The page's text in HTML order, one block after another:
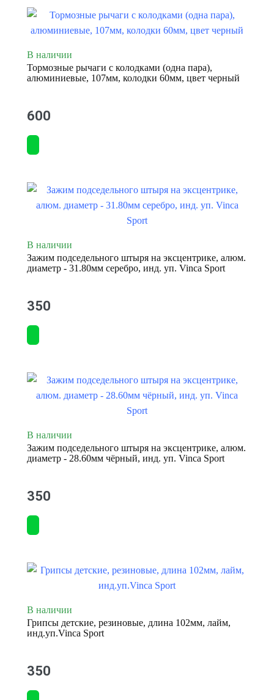
В наличии
Тормозные рычаги с колодками (одна пара),
алюминиевые, 107мм, колодки 60мм, цвет черный
600
В наличии
Зажим подседельного штыря на эксцентрике, алюм.
диаметр - 31.80мм серебро, инд. уп. Vinca Sport
350
В наличии
Зажим подседельного штыря на эксцентрике, алюм.
диаметр - 28.60мм чёрный, инд. уп. Vinca Sport
350
В наличии
Грипсы детские, резиновые, длина 102мм, лайм,
инд.уп.Vinca Sport
350